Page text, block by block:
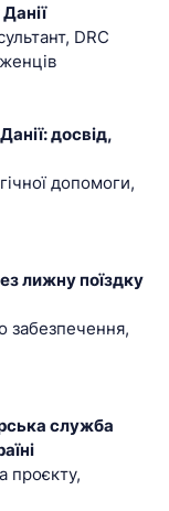
DRC
досвід,
допомоги,
лижну поїздку
забезпечення,
служба
проєкту,